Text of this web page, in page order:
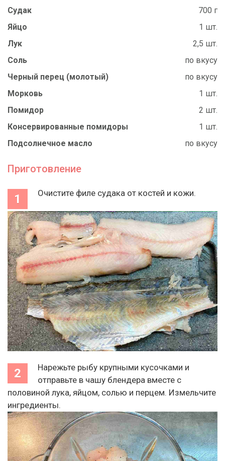
Судак
700 г
Яйцо
1 шт.
Лук
2,5 шт.
Соль
по вкусу
Черный перец (молотый)
по вкусу
Морковь
1 шт.
Помидор
2 шт.
Консервированные помидоры
1 шт.
Подсолнечное масло
по вкусу
Приготовление
Очистите филе судака от костей и кожи.
Нарежьте рыбу крупными кусочками и
отправьте в чашу блендера вместе с
половиной лука, яйцом, солью и перцем. Измельчите
ингредиенты.